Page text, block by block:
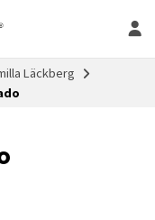
Läckberg